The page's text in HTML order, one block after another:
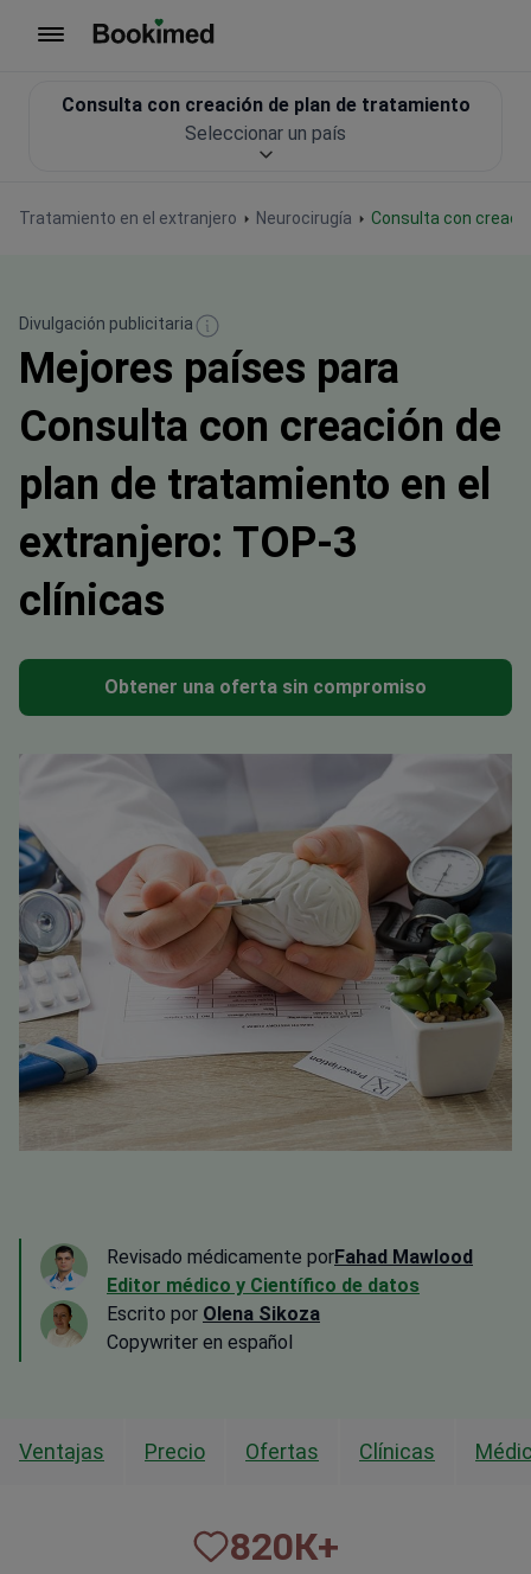
Tratamiento en el extranjero Neurocirugía Consulta con
Consulta con creación de plan de tratamiento
Seleccionar un país
Divulgación publicitaria
Mejores países para
Consulta con creación de
plan de tratamiento en el
extranjero: TOP-3
clínicas
Obtener una oferta sin compromiso
Revisado médicamente porFahad Mawlood
Editor médico y Científico de datos
Escrito por Olena Sikoza
Сopywriter en español
Ventajas Precio Ofertas Clínicas
820К+